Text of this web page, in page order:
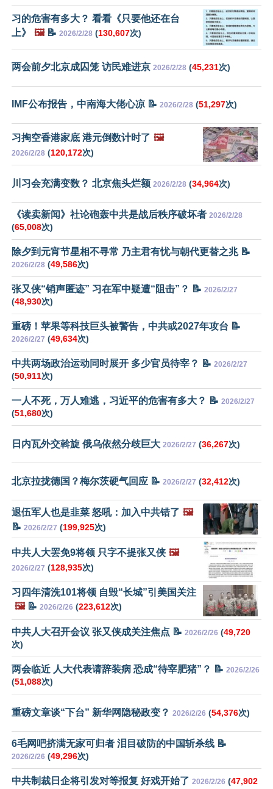
习的危害有多大？ 看看《只要他还在台
上》
🖼️📝 2026/2/28 (130,607次)
两会前夕北京成囚笼 访民难进京 2026/2/28 (45,231次)
IMF公布报告，中南海大佬心凉 📝 2026/2/28 (51,297次)
习掏空香港家底 港元倒数计时了 🖼️
2026/2/28 (120,172次)
川习会充满变数？ 北京焦头烂额 2026/2/28 (34,964次)
《读卖新闻》社论砲轰中共是战后秩序破坏者 2026/2/28
(65,008次)
除夕到元宵节星相不寻常 乃主君有忧与朝代更替之兆 📝
2026/2/28 (49,586次)
张又侠“销声匿迹” 习在军中疑遭“阻击”？ 📝 2026/2/27
(48,930次)
重磅！苹果等科技巨头被警告，中共或2027年攻台 📝
2026/2/27 (49,634次)
中共两场政治运动同时展开 多少官员待宰？ 📝 2026/2/27
(50,911次)
一人不死，万人难逃，习近平的危害有多大？ 📝 2026/2/27
(51,680次)
日内瓦外交斡旋 俄乌依然分歧巨大 2026/2/27 (36,267次)
北京拉拢德国？梅尔茨硬气回应 📝 2026/2/27 (32,412次)
退伍军人也是韭菜 怒吼：加入中共错了 🖼️
📝 2026/2/27 (199,925次)
中共人大罢免9将领 只字不提张又侠 🖼️
2026/2/27 (128,935次)
习四年清洗101将领 自毁“长城”引美国关注
🖼️📝 2026/2/26 (223,612次)
中共人大召开会议 张又侠成关注焦点 📝 2026/2/26 (49,720
次)
两会临近 人大代表请辞装病 恐成“待宰肥猪”？ 📝 2026/2/26
(51,088次)
重磅文章谈“下台” 新华网隐秘政变？ 2026/2/26 (54,376次)
6毛网吧挤满无家可归者 泪目破防的中国斩杀线 📝
2026/2/26 (49,296次)
中共制裁日企将引发对等报复 好戏开始了 2026/2/26 (47,902